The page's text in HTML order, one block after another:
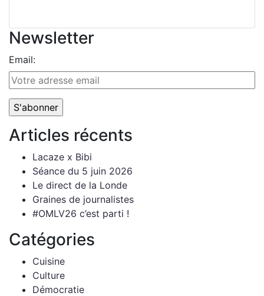
Newsletter
Email:
Articles récents
Lacaze x Bibi
Séance du 5 juin 2026
Le direct de la Londe
Graines de journalistes
#OMLV26 c’est parti !
Catégories
Cuisine
Culture
Démocratie